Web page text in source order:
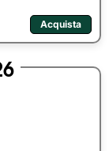
Acquista